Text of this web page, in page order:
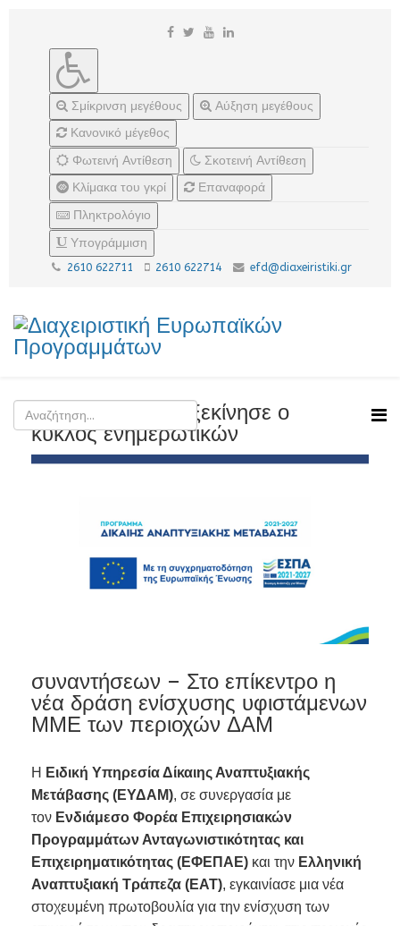
Σμίκρινση μεγέθους
Αύξηση μεγέθους
Κανονικό μέγεθος
Φωτεινή Αντίθεση
Σκοτεινή Αντίθεση
Κλίμακα του γκρί
Επαναφορά
Πληκτρολόγιο
Υπογράμμιση
2610 622711 2610 622714 efd@diaxeiristiki.gr
Από τα Γρεβενά ξεκίνησε ο
κύκλος ενημερωτικών
συναντήσεων – Στο επίκεντρο η
νέα δράση ενίσχυσης υφιστάμενων
ΜΜΕ των περιοχών ΔΑΜ
Η Ειδική Υπηρεσία Δίκαιης Αναπτυξιακής
Μετάβασης (ΕΥΔΑΜ), σε συνεργασία με
τον Ενδιάμεσο Φορέα Επιχειρησιακών
Προγραμμάτων Ανταγωνιστικότητας και
Επιχειρηματικότητας (ΕΦΕΠΑΕ) και την Ελληνική
Αναπτυξιακή Τράπεζα (ΕΑΤ), εγκαινίασε μια νέα
στοχευμένη πρωτοβουλία για την ενίσχυση των